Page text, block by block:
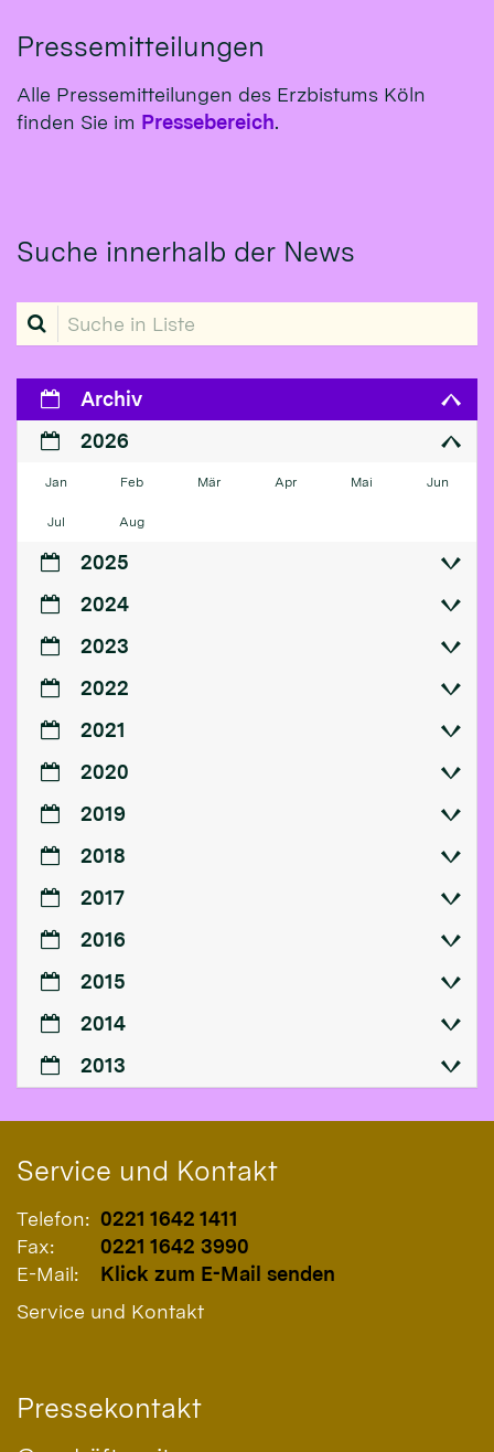
Pressemitteilungen
Alle Pressemitteilungen des Erzbistums Köln
finden Sie im Pressebereich.
Suche innerhalb der News
Suche in Liste
Archiv
2026
Jan Feb Mär Apr Mai Jun
Jul Aug
2025
2024
2023
2022
2021
2020
2019
2018
2017
2016
2015
2014
2013
Service und Kontakt
Telefon: 0221 1642 1411
Fax:
0221 1642 3990
E-Mail:
Klick zum E-Mail senden
Service und Kontakt
Pressekontakt